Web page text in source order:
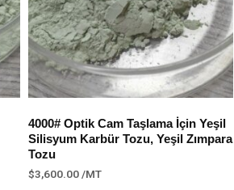
4000# Optik Cam Taşlama İçin Yeşil
Silisyum Karbür Tozu, Yeşil Zımpara
Tozu
$3,600.00 /MT